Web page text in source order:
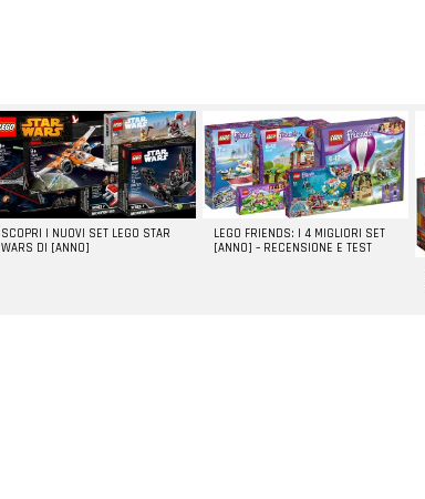
SCOPRI I NUOVI SET LEGO STAR
WARS DI [ANNO]
LEGO FRIENDS: I 4 MIGLIORI SET
[ANNO] – RECENSIONE E TEST